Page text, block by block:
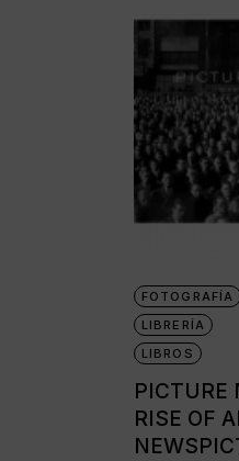
FOTOGRAFÍA
LIBRERÍA
LIBROS
PICTURE
RISE OF